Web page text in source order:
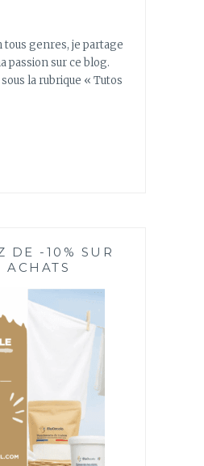
tous genres, je partage
passion sur ce blog.
la rubrique « Tutos
DE -10% SUR
ACHATS